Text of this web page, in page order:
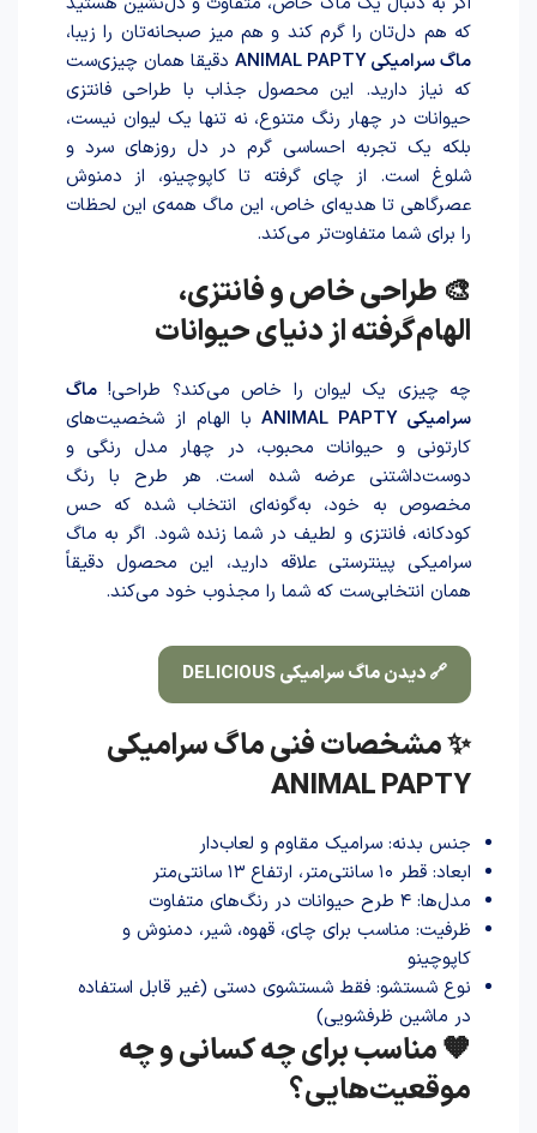
که هم دل‌تان را گرم کند و هم میز صبحانه‌تان را زیبا،
ماگ سرامیکی ANIMAL PAPTY
دقیقا همان چیزی‌ست
که نیاز دارید. این محصول جذاب با طراحی فانتزی
حیوانات در چهار رنگ متنوع، نه تنها یک لیوان نیست،
بلکه یک تجربه احساسی گرم در دل روزهای سرد و
شلوغ است. از چای گرفته تا کاپوچینو، از دمنوش
عصرگاهی تا هدیه‌ای خاص، این ماگ همه‌ی این لحظات
را برای شما متفاوت‌تر می‌کند.
🎨 طراحی خاص و فانتزی،
الهام‌گرفته از دنیای حیوانات
چه چیزی یک لیوان را خاص می‌کند؟ طراحی! ماگ
سرامیکی ANIMAL PAPTY
با الهام از شخصیت‌های
کارتونی و حیوانات محبوب، در چهار مدل رنگی و
دوست‌داشتنی عرضه شده است. هر طرح با رنگ
مخصوص به خود، به‌گونه‌ای انتخاب شده که حس
کودکانه‌، فانتزی و لطیف در شما زنده شود. اگر به ماگ
سرامیکی پینترستی علاقه دارید، این محصول دقیقاً
همان انتخابی‌ست که شما را مجذوب خود می‌کند.
🔗 دیدن ماگ سرامیکی DELICIOUS
✨ مشخصات فنی ماگ سرامیکی
ANIMAL PAPTY
جنس بدنه: سرامیک مقاوم و لعاب‌دار
ابعاد: قطر ۱۰ سانتی‌متر، ارتفاع ۱۳ سانتی‌متر
مدل‌ها: ۴ طرح حیوانات در رنگ‌های متفاوت
ظرفیت: مناسب برای چای، قهوه، شیر، دمنوش و
کاپوچینو
نوع شستشو: فقط شستشوی دستی (غیر قابل استفاده
در ماشین ظرفشویی)
🧡 مناسب برای چه کسانی و چه
موقعیت‌هایی؟